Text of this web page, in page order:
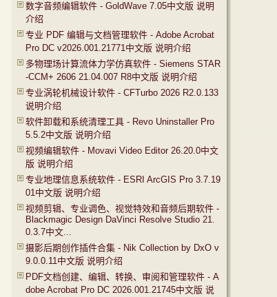
数字音频编辑软件 - GoldWave 7.05中文版 说明
介绍
专业 PDF 编辑与文档管理软件 - Adobe Acrobat
Pro DC v2026.001.21771中文版 说明介绍
多物理场计算流体力学仿真软件 - Siemens STAR
-CCM+ 2606 21.04.007 R8中文版 说明介绍
专业涡轮机械设计软件 - CFTurbo 2026 R2.0.133
说明介绍
软件卸载和系统清理工具 - Revo Uninstaller Pro
5.5.2中文版 说明介绍
视频编辑软件 - Movavi Video Editor 26.20.0中文
版 说明介绍
专业地理信息系统软件 - ESRI ArcGIS Pro 3.7.19
01中文版 说明介绍
视频剪辑、专业调色、视觉特效和音频后期软件 -
Blackmagic Design DaVinci Resolve Studio 21.
0.3.7中文...
摄影后期创作插件合集 - Nik Collection by DxO v
9.0.0.11中文版 说明介绍
PDF文档创建、编辑、转换、审阅和管理软件 - A
dobe Acrobat Pro DC 2026.001.21745中文版 说